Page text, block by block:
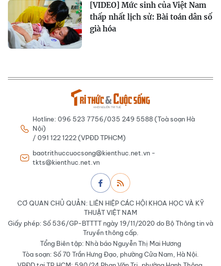
[VIDEO] Mức sinh của Việt Nam
thấp nhất lịch sử: Bài toán dân số
già hóa
Hotline: 096 523 7756/035 249 5588 (Toà soạn Hà
Nội)
/ 091 122 1222 (VPĐD TPHCM)
baotrithuccuocsong@kienthuc.net.vn -
tkts@kienthuc.net.vn
CƠ QUAN CHỦ QUẢN: LIÊN HIỆP CÁC HỘI KHOA HỌC VÀ KỸ
THUẬT VIỆT NAM
Giấy phép: Số 536/GP-BTTTT ngày 19/11/2020 do Bộ Thông tin và
Truyền thông cấp.
Tổng Biên tập: Nhà báo Nguyễn Thị Mai Hương
Tòa soạn: Số 70 Trần Hưng Đạo, phường Cửa Nam, Hà Nội.